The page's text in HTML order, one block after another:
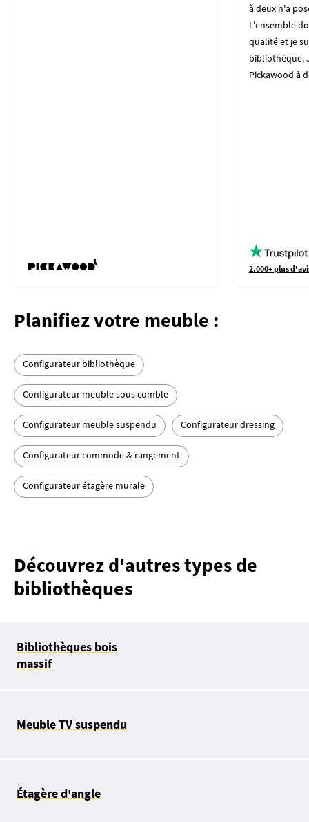
à deux n'a
L'ensemble
qualité et je
bibliothèque.
Pickawood à
2.000+ plus
Planifiez votre meuble :
Configurateur bibliothèque
Configurateur meuble sous comble
Configurateur meuble suspendu Configurateur dressing
Configurateur commode & rangement
Configurateur étagère murale
Découvrez d'autres types de
bibliothèques
Bibliothèques bois
massif
Meuble TV suspendu
Étagère d'angle